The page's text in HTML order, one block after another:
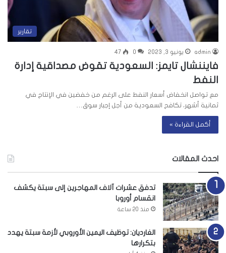
تقارير
admin يونيو 3, 2023 0
47
فايننشال تايمز: السعودية تقوض مصداقية إدارة
النفط
مع تواصل انخفاض أسعار النفط على الرغم من خفضين في الإنتاج في
ثمانية أشهر، تكافح السعودية من أجل إجبار سوق…
أكمل القراءة »
احدث المقالات
تدفق عشرات آلاف المهاجرين إلى سبتة يكشف
انقسام أوروبا
منذ 20 ساعة
الغارديان: توظيف اليمين الأوروبي لأزمة سبتة يهدد
بتكرارها